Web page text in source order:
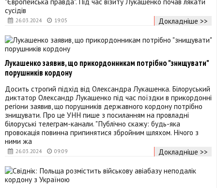
26.03.2024 19:05
сусідів
Докладніше >>
26.03.2024 09:09
Лукашенко заявив, що прикордонникам потрібно "знищувати"
порушників кордону
Досить строгий підхід від Олександра Лукашенка. Білоруський
диктатор Олександр Лукашенко під час поїздки в прикордонні
регіони заявив, що порушників державного кордону потрібно
знищувати. Про це УНН пише з посиланням на провладні
білоруські телеграм-канали. "Публічно скажу: будь-яка
провокація повинна припинятися збройним шляхом. Нічого з
ними жа
Докладніше >>